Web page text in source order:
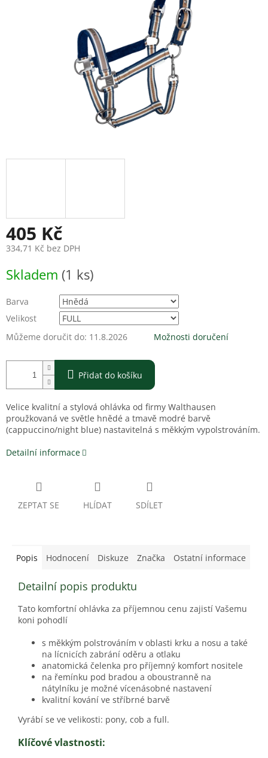
405 Kč
334,71 Kč bez DPH
cena:
Skladem (1 ks)
Barva
Velikost
Můžeme doručit do: 11.8.2026 Možnosti doručení
Přidat do košíku
Velice kvalitní a stylová ohlávka od firmy Walthausen
proužkovaná ve světle hnědé a tmavě modré barvě
(cappuccino/night blue) nastavitelná s měkkým vypolstrováním.
Detailní informace
ZEPTAT SE HLÍDAT SDÍLET
Popis Hodnocení Diskuze Značka Ostatní informace
Detailní popis produktu
Tato komfortní ohlávka za příjemnou cenu zajistí Vašemu
koni pohodlí
s měkkým polstrováním v oblasti krku a nosu a také
na lícnicích zabrání oděru a otlaku
anatomická čelenka pro příjemný komfort nositele
na řemínku pod bradou a oboustranně na
nátylníku je možné vícenásobné nastavení
kvalitní kování ve stříbrné barvě
Vyrábí se ve velikosti: pony, cob a full.
Klíčové vlastnosti: